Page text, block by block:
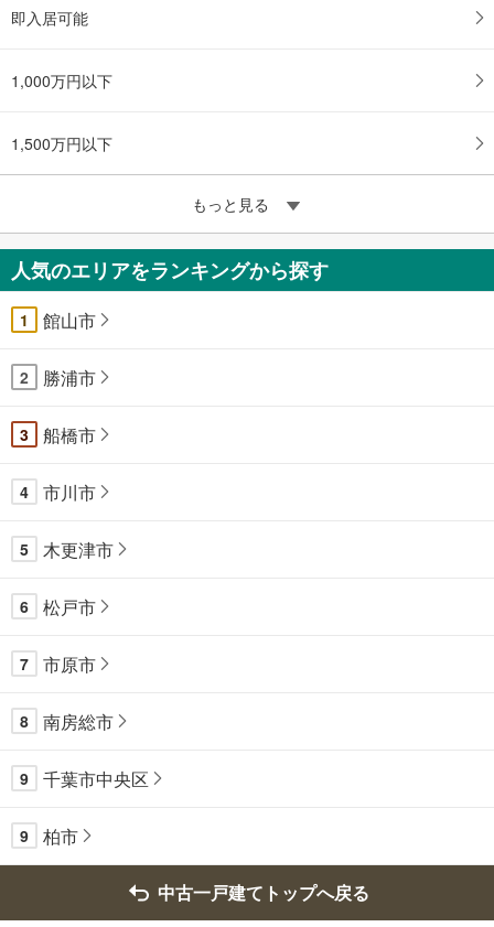
即入居可能
1,000万円以下
1,500万円以下
もっと見る
人気のエリアをランキングから探す
1 館山市
2 勝浦市
3 船橋市
4 市川市
5 木更津市
6 松戸市
7 市原市
8 南房総市
9 千葉市中央区
9 柏市
中古一戸建てトップへ戻る